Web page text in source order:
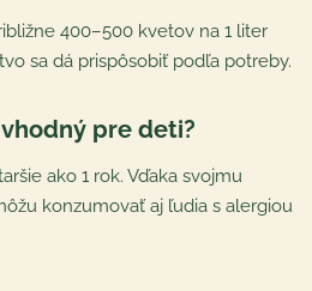
400–500 kvetov na 1 liter
sa dá prispôsobiť podľa potreby.
pre deti?
ako 1 rok. Vďaka svojmu
konzumovať aj ľudia s alergiou